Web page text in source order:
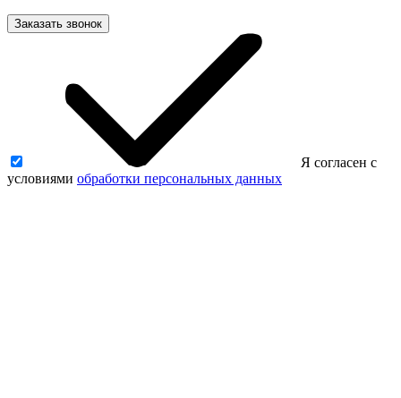
Заказать звонок
Я согласен с
условиями обработки персональных данных